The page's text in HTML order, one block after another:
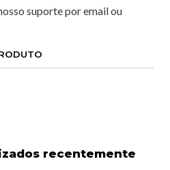
suporte por email ou
recentemente